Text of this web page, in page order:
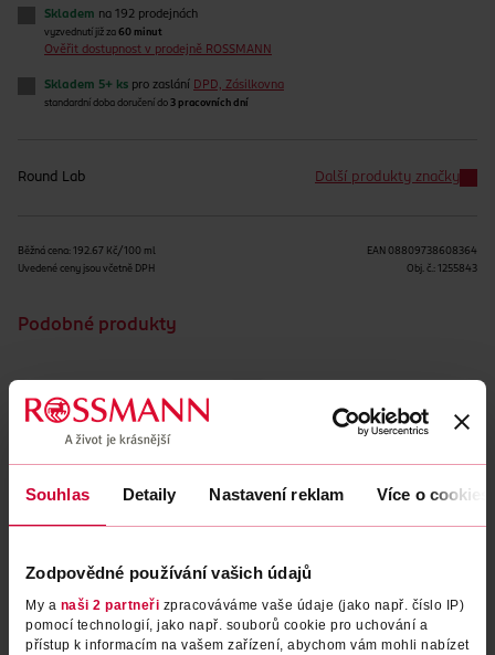
Souhlas Detaily Nastavení reklam Více o cookies
Zodpovědné používání vašich údajů
My a naši 2 partneři zpracováváme vaše údaje (jako např. číslo IP)
pomocí technologií, jako např. souborů cookie pro uchování a
přístup k informacím na vašem zařízení, abychom vám mohli nabízet
Skladem na 192 prodejnách
vyzvednutí již za 60 minut
Ověřit dostupnost v prodejně ROSSMANN
Skladem 5+ ks pro zaslání DPD, Zásilkovna
standardní doba doručení do 3 pracovních dní
Round Lab Další produkty značky
Běžná cena: 192.67 Kč/100 ml
Uvedené ceny jsou včetně DPH
EAN 08809738608364
Obj. č.: 1255843
Podobné produkty
Pleťový cleanser Birch juice
Čisticí pleťový balzám Pure
Grinding